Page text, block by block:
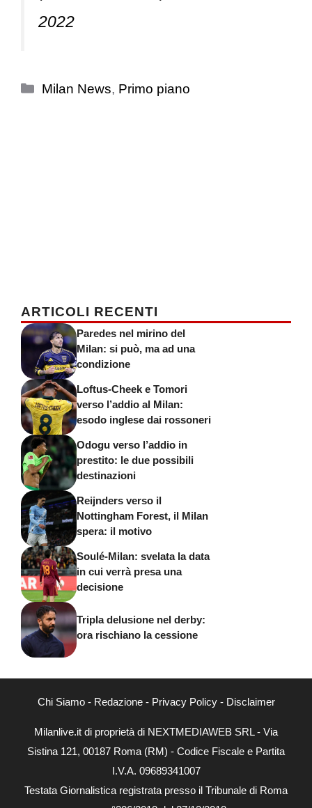
2022
Milan News Primo piano
ARTICOLI RECENTI
Paredes nel mirino del
Milan: si può, ma ad una
condizione
prestito: le due possibili
destinazioni
Nottingham Forest, il Milan
spera: il motivo
Soulé-Milan: svelata la data
in cui verrà presa una
ora rischiano la cessione